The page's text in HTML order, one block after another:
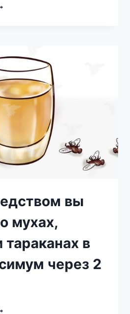
вы
мухах,
тараканах в
через 2